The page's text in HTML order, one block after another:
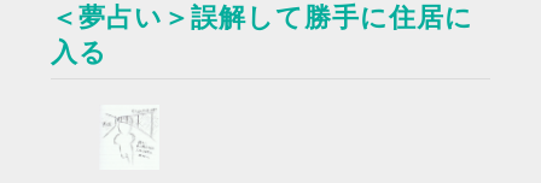
＜夢占い＞誤解して勝手に住居に
入る